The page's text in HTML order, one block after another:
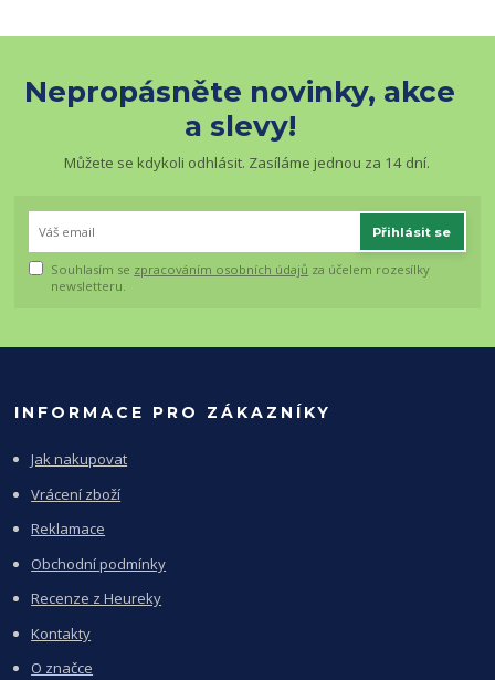
Nepropásněte novinky, akce
a slevy!
Můžete se kdykoli odhlásit. Zasíláme jednou za 14 dní.
Přihlásit se
Souhlasím se zpracováním osobních údajů za účelem rozesílky
newsletteru.
INFORMACE PRO ZÁKAZNÍKY
Jak nakupovat
Vrácení zboží
Reklamace
Obchodní podmínky
Recenze z Heureky
Kontakty
O značce